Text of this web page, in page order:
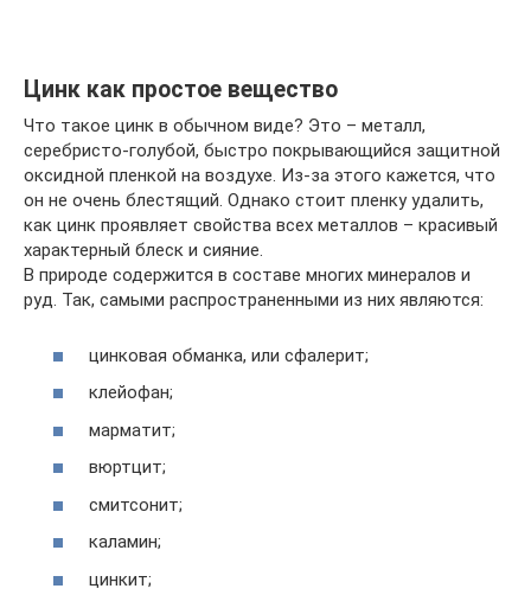
Цинк как простое вещество
Что такое цинк в обычном виде? Это – металл,
серебристо-голубой, быстро покрывающийся защитной
оксидной пленкой на воздухе. Из-за этого кажется, что
он не очень блестящий. Однако стоит пленку удалить,
как цинк проявляет свойства всех металлов – красивый
характерный блеск и сияние.
В природе содержится в составе многих минералов и
руд. Так, самыми распространенными из них являются:
цинковая обманка, или сфалерит;
клейофан;
марматит;
вюртцит;
смитсонит;
каламин;
цинкит;